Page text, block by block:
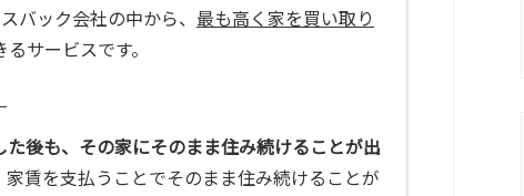
バック会社の中から、 最も高く家を買い取り
サービスです。
た後も、その家にそのまま住み続けることが出
賃を支払うことでそのまま住み続けることが